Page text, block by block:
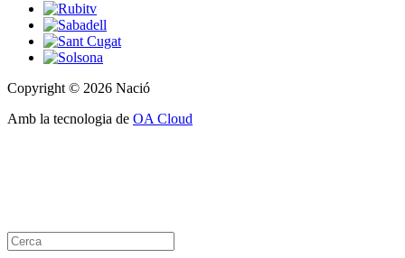
Copyright © 2026 Nació
Amb la tecnologia de OA Cloud